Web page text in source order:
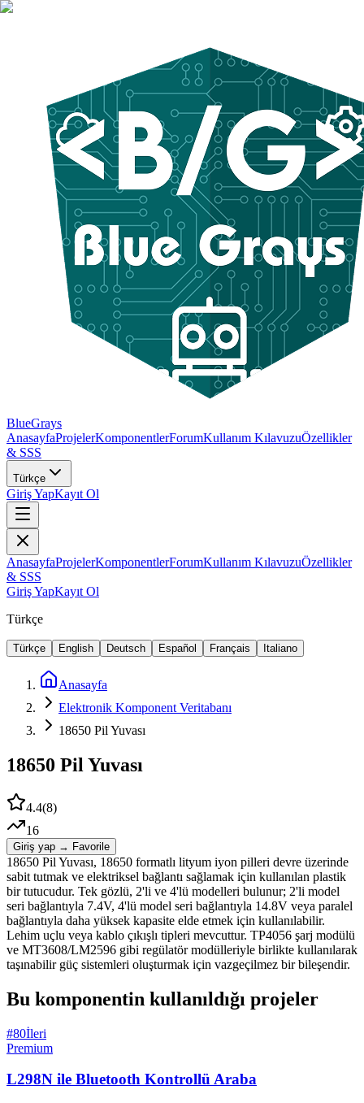
BlueGrays
AnasayfaProjelerKomponentlerForumKullanım KılavuzuÖzellikler
& SSS
Türkçe
Giriş YapKayıt Ol
AnasayfaProjelerKomponentlerForumKullanım KılavuzuÖzellikler
& SSS
Giriş YapKayıt Ol
Türkçe
Türkçe English Deutsch Español Français Italiano
Anasayfa
Elektronik Komponent Veritabanı
18650 Pil Yuvası
18650 Pil Yuvası
4.4(8)
16
Giriş yap → Favorile
18650 Pil Yuvası, 18650 formatlı lityum iyon pilleri devre üzerinde
sabit tutmak ve elektriksel bağlantı sağlamak için kullanılan plastik
bir tutucudur. Tek gözlü, 2'li ve 4'lü modelleri bulunur; 2'li model
seri bağlantıyla 7.4V, 4'lü model seri bağlantıyla 14.8V veya paralel
bağlantıyla daha yüksek kapasite elde etmek için kullanılabilir.
Lehim uçlu veya kablo çıkışlı tipleri mevcuttur. TP4056 şarj modülü
ve MT3608/LM2596 gibi regülatör modülleriyle birlikte kullanılarak
taşınabilir güç sistemleri oluşturmak için vazgeçilmez bir bileşendir.
Bu komponentin kullanıldığı projeler
#80İleri
Premium
L298N ile Bluetooth Kontrollü Araba